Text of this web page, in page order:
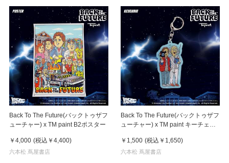
Back To The Future(バックトゥザフ
ューチャー) x TM paint B2ポスター
￥4,000 (税込 ￥4,400)
六本松 蔦屋書店
Back To The Future(バックトゥザフ
ューチャー) x TM paint キーチェー
￥1,500 (税込 ￥1,650)
六本松 蔦屋書店